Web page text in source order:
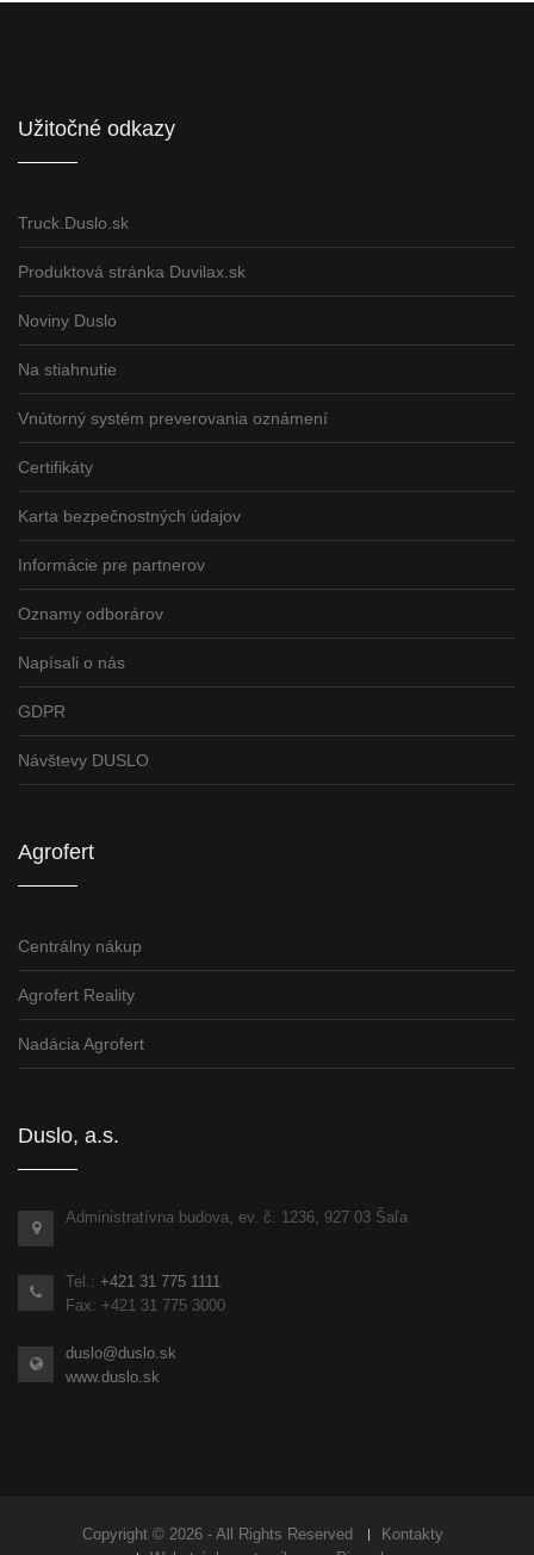
Užitočné odkazy
Truck.Duslo.sk
Produktová stránka Duvilax.sk
Noviny Duslo
Na stiahnutie
Vnútorný systém preverovania oznámení
Certifikáty
Karta bezpečnostných údajov
Informácie pre partnerov
Oznamy odborárov
Napísali o nás
GDPR
Návštevy DUSLO
Agrofert
Centrálny nákup
Agrofert Reality
Nadácia Agrofert
Duslo, a.s.
Administratívna budova, ev. č. 1236, 927 03 Šaľa
Tel.: +421 31 775 1111
Fax: +421 31 775 3000
duslo@duslo.sk
www.duslo.sk
Copyright © 2026 - All Rights Reserved
Kontakty